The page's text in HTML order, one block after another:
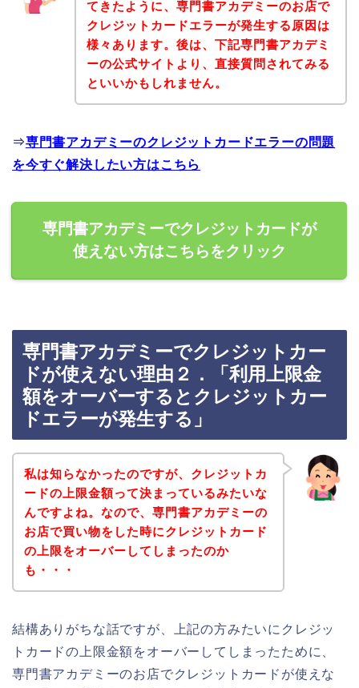
てきたように、専門書アカデミーのお店で
クレジットカードエラーが発生する原因は
様々あります。後は、下記専門書アカデミ
ーの公式サイトより、直接質問されてみる
といいかもしれません。
⇒専門書アカデミーのクレジットカードエラーの問題
を今すぐ解決したい方はこちら
専門書アカデミーでクレジットカードが
使えない方はこちらをクリック
専門書アカデミーでクレジットカー
ドが使えない理由２．「利用上限金
額をオーバーするとクレジットカー
ドエラーが発生する」
私は知らなかったのですが、クレジットカ
ードの上限金額って決まっているみたいな
んですよね。なので、専門書アカデミーの
お店で買い物をした時にクレジットカード
の上限をオーバーしてしまったのか
も・・・
結構ありがちな話ですが、上記の方みたいにクレジッ
トカードの上限金額をオーバーしてしまったために、
専門書アカデミーのお店でクレジットカードが使えな